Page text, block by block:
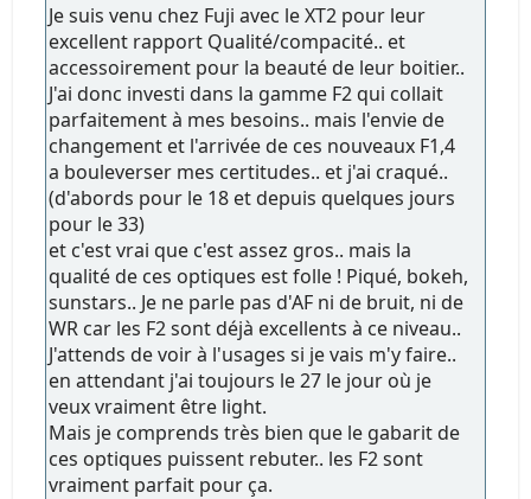
Je suis venu chez Fuji avec le XT2 pour leur
excellent rapport Qualité/compacité.. et
accessoirement pour la beauté de leur boitier..
J'ai donc investi dans la gamme F2 qui collait
parfaitement à mes besoins.. mais l'envie de
changement et l'arrivée de ces nouveaux F1,4
a bouleverser mes certitudes.. et j'ai craqué..
(d'abords pour le 18 et depuis quelques jours
pour le 33)
et c'est vrai que c'est assez gros.. mais la
qualité de ces optiques est folle ! Piqué, bokeh,
sunstars.. Je ne parle pas d'AF ni de bruit, ni de
WR car les F2 sont déjà excellents à ce niveau..
J'attends de voir à l'usages si je vais m'y faire..
en attendant j'ai toujours le 27 le jour où je
veux vraiment être light.
Mais je comprends très bien que le gabarit de
ces optiques puissent rebuter.. les F2 sont
vraiment parfait pour ça.